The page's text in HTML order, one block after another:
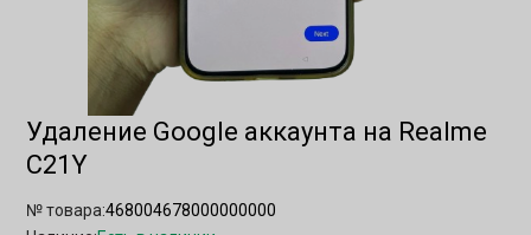
Удаление Google аккаунта на Realme
C21Y
№ товара:468004678000000000